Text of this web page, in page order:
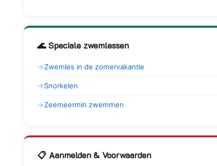
🌊 Speciale zwemlessen
Zwemles in de zomervakantie
Snorkelen
Zeemeermin zwemmen
📋 Aanmelden & Voorwaarden